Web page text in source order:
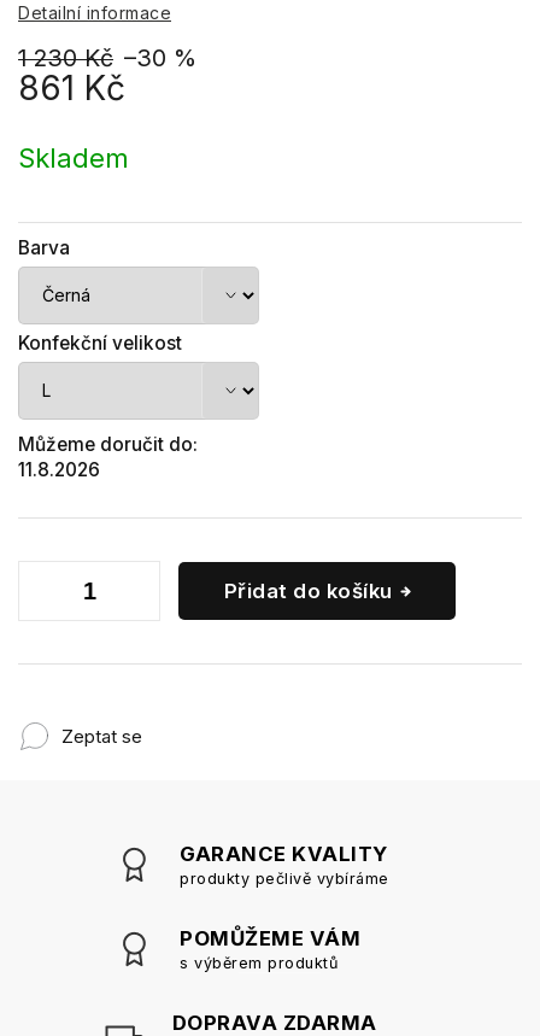
1 230 Kč –30 %
861 Kč
cena:
Skladem
Barva
Konfekční velikost
Můžeme doručit do:
11.8.2026
Přidat do košíku
Detailní informace
Zeptat se
GARANCE KVALITY
produkty pečlivě vybíráme
POMŮŽEME VÁM
s výběrem produktů
DOPRAVA ZDARMA